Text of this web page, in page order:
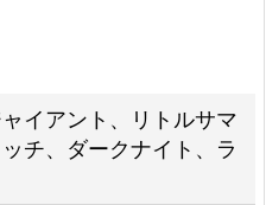
イアント、リトルサマ
チ、ダークナイト、ラ